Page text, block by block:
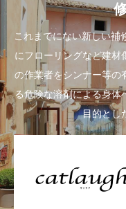
これまでにない新しい
にフローリングなど建材
の作業者をシンナー等の
る危険な溶剤による身体
目的とし